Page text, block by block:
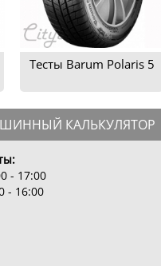
Тесты Barum Polaris 5
ШИННЫЙ КАЛЬКУЛЯТОР
- 17:00
- 16:00